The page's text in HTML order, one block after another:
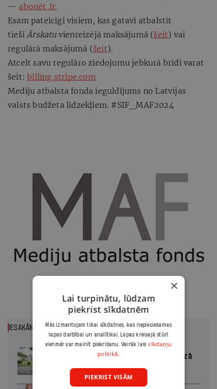
— abonēt Ir.
Esam pateicīgi visiem, kas gatavi atbalstīt
tieši Ārskatuvienreizējā maksājumā (šeit) vai
regulārā maksājumā (šeit).
Atcelt savu regulāro ziedojumu jebkurā brīdī varat
šeit:billing.stripe.com
Mediju atbalsta fonda ieguldījums no Latvijas
valsts budžeta līdzekļiem. #SIF_MAF2024
IESAKĀM
Kaucmindes pils atjaunotāja bez rozā
×
Lai turpinātu, lūdzam
piekrist sīkdatnēm
Mēs izmantojam tikai sīkdatnes, kas nepieciešamas
lapas darbībai un analītikai. Lapas kreisajā stūrī
vienmēr var mainīt piekrišanu. Vairāk lasisīkdatņu
politikā.
PIEKRIST VISĀM